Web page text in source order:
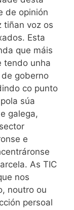
de opinión
tiñan voz os
Esta
que máis
tendo unha
goberno
co punto
súa
galega,
e
As TIC
nos
noutro ou
persoal